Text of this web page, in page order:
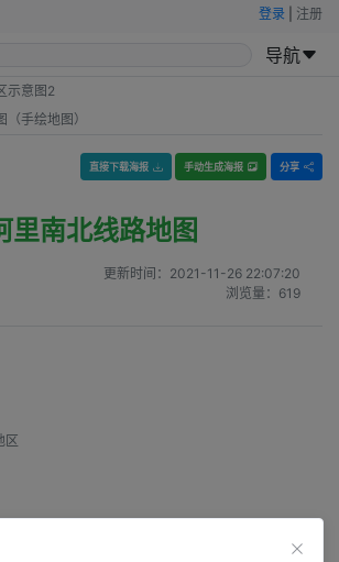
登录 注册
导航
示意图2
（手绘地图）
直接下载海报 手动生成海报 分享
里南北线路地图
更新时间： 2021-11-26 22:07:20
浏览量： 619
区